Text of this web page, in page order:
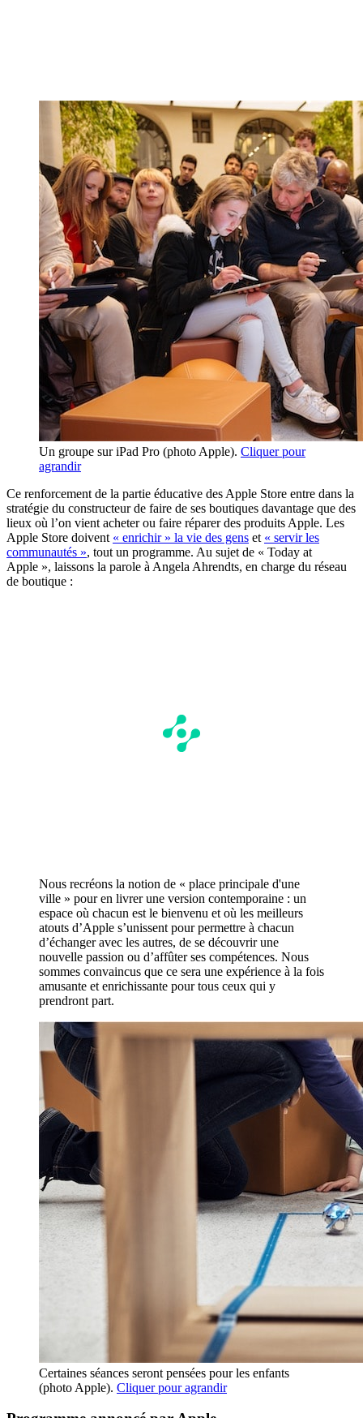
Un groupe sur iPad Pro (photo Apple). Cliquer pour
agrandir
Ce renforcement de la partie éducative des Apple Store entre dans la
stratégie du constructeur de faire de ses boutiques davantage que des
lieux où l’on vient acheter ou faire réparer des produits Apple. Les
Apple Store doivent « enrichir » la vie des gens et « servir les
communautés », tout un programme. Au sujet de « Today at
Apple », laissons la parole à Angela Ahrendts, en charge du réseau
de boutique :
Nous recréons la notion de « place principale d'une
ville » pour en livrer une version contemporaine : un
espace où chacun est le bienvenu et où les meilleurs
atouts d’Apple s’unissent pour permettre à chacun
d’échanger avec les autres, de se découvrir une
nouvelle passion ou d’affûter ses compétences. Nous
sommes convaincus que ce sera une expérience à la fois
amusante et enrichissante pour tous ceux qui y
prendront part.
Certaines séances seront pensées pour les enfants
(photo Apple). Cliquer pour agrandir